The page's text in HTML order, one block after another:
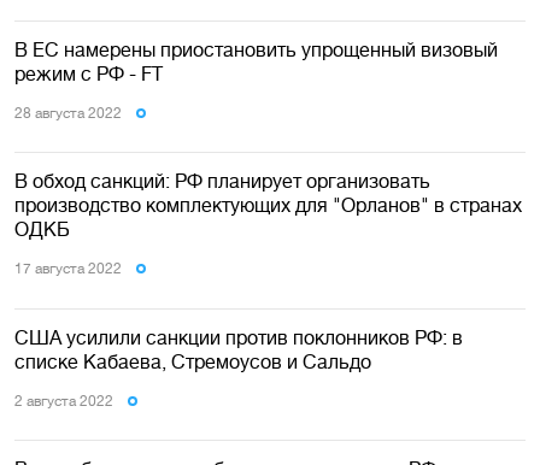
В ЕС намерены приостановить упрощенный визовый
режим с РФ - FT
28 августа 2022
В обход санкций: РФ планирует организовать
производство комплектующих для "Орланов" в странах
ОДКБ
17 августа 2022
США усилили санкции против поклонников РФ: в
списке Кабаева, Стремоусов и Сальдо
2 августа 2022